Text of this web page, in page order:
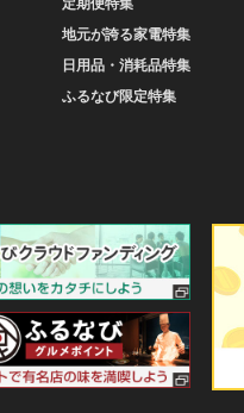
地元が誇る家電特集
日用品・消耗品特集
ふるなび限定特集